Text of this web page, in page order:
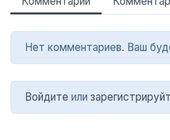
Нет комментариев. Ваш
Войдите или